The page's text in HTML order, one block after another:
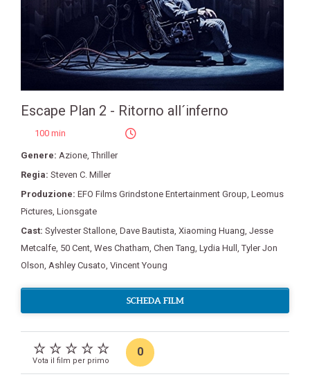
Escape Plan 2 - Ritorno all´inferno
100 min
Genere: Azione ,Thriller
Regia: Steven C. Miller
Produzione: EFO Films Grindstone Entertainment Group Leomus
Pictures Lionsgate
Cast: Sylvester Stallone Dave Bautista Xiaoming Huang Jesse
Metcalfe 50 Cent Wes Chatham Chen Tang Lydia Hull ,Tyler Jon
Olson Ashley Cusato Vincent Young
SCHEDA FILM
Vota il film per primo
0